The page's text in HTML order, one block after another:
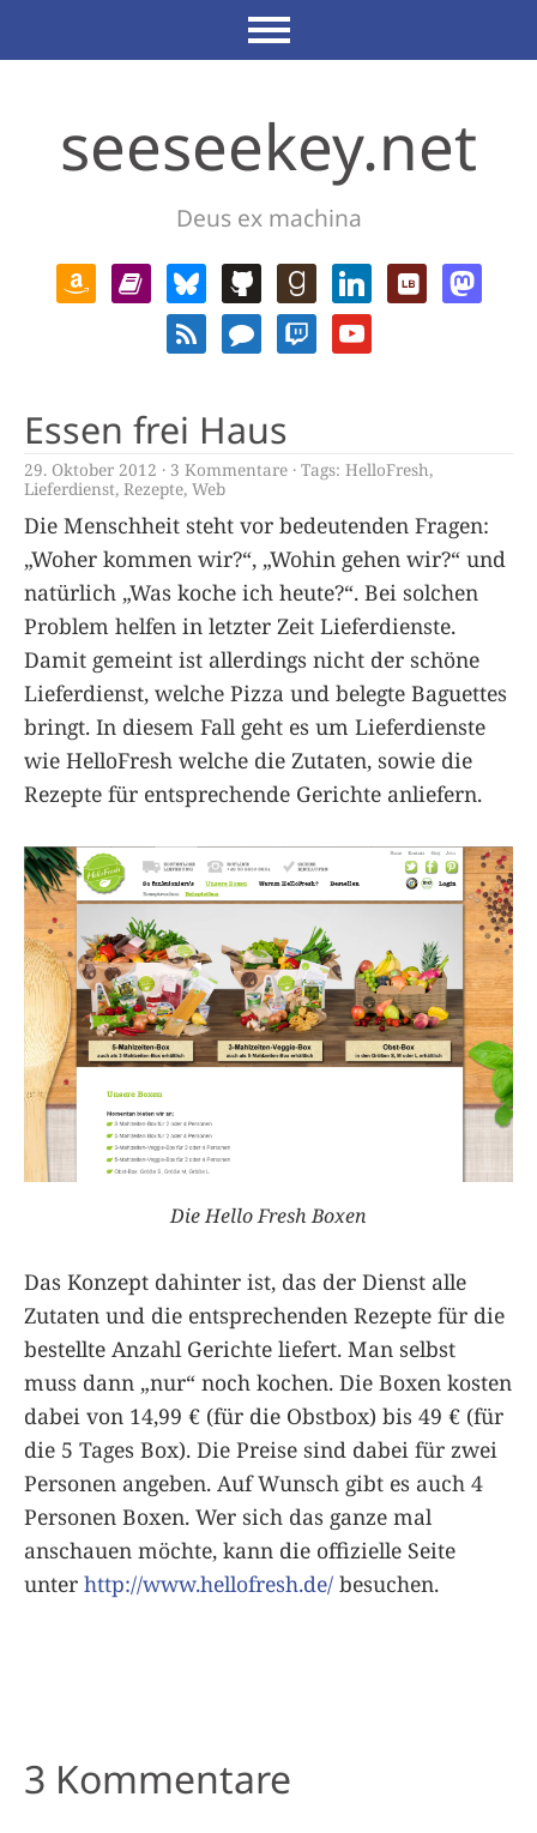
seeseekey.net
Deus ex machina
Essen frei Haus
29. Oktober 2012 3 Kommentare Tags: HelloFresh,
Lieferdienst, Rezepte, Web
Die Menschheit steht vor bedeutenden Fragen:
„Woher kommen wir?“, „Wohin gehen wir?“ und
natürlich „Was koche ich heute?“. Bei solchen
Problem helfen in letzter Zeit Lieferdienste.
Damit gemeint ist allerdings nicht der schöne
Lieferdienst, welche Pizza und belegte Baguettes
bringt. In diesem Fall geht es um Lieferdienste
wie HelloFresh welche die Zutaten, sowie die
Rezepte für entsprechende Gerichte anliefern.
Die Hello Fresh Boxen
Das Konzept dahinter ist, das der Dienst alle
Zutaten und die entsprechenden Rezepte für die
bestellte Anzahl Gerichte liefert. Man selbst
muss dann „nur“ noch kochen. Die Boxen kosten
dabei von 14,99 € (für die Obstbox) bis 49 € (für
die 5 Tages Box). Die Preise sind dabei für zwei
Personen angeben. Auf Wunsch gibt es auch 4
Personen Boxen. Wer sich das ganze mal
anschauen möchte, kann die offizielle Seite
unter http://www.hellofresh.de/ besuchen.
3 Kommentare